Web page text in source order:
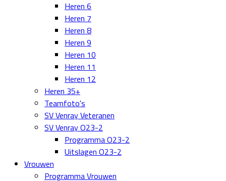
Heren 6
Heren 7
Heren 8
Heren 9
Heren 10
Heren 11
Heren 12
Heren 35+
Teamfoto's
SV Venray Veteranen
SV Venray O23-2
Programma O23-2
Uitslagen O23-2
Vrouwen
Programma Vrouwen